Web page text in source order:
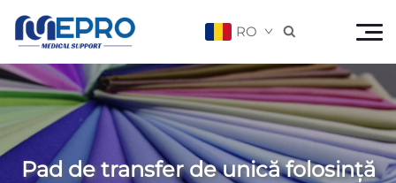
RO 
Pad de transfer de unică folosință